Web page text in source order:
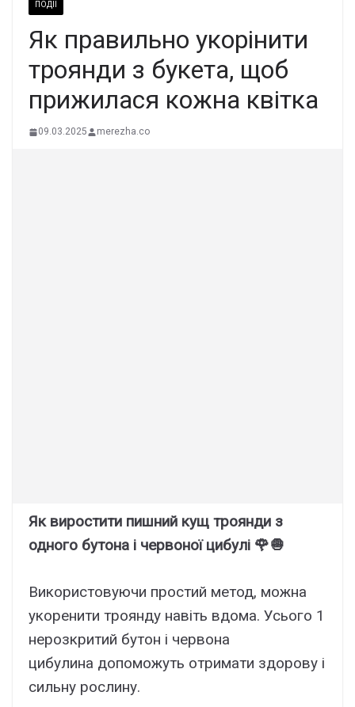
ПОДІЇ
Як правильно укорінити
троянди з букета, щоб
прижилася кожна квітка
09.03.2025 merezha.co
Як виростити пишний кущ троянди з
одного бутона і червоної цибулі 🌹🧅
Використовуючи простий метод, можна
укоренити троянду навіть вдома. Усього 1
нерозкритий бутон і червона
цибулина допоможуть отримати здорову і
сильну рослину.